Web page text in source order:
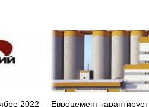
2022
Евроцемент гарантирует